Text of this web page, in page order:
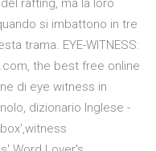
rafting, ma la loro
si imbattono in tre
trama. EYE-WITNESS:
the best free online
di eye witness in
dizionario Inglese -